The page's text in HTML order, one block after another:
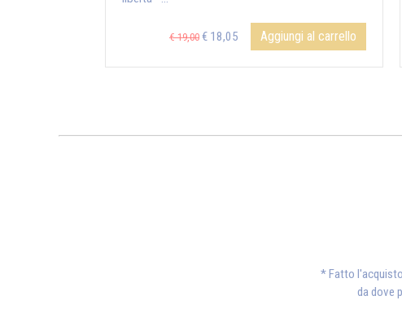
€ 19,00 € 18,05 Aggiungi al carrello
* Fatto
da dove